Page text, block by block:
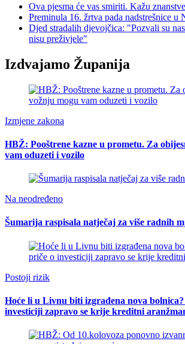
Ova pjesma će vas smiriti. Kažu
Preminula 16. žrtva pada nadstrešnice u
Djed stradalih djevojčica: "Pozvali su
nisu preživjele"
Izdvajamo Županija
Izmjene zakona
HBŽ: Pooštrene kazne u prometu. Za
vam oduzeti i vozilo
Na neodređeno
Šumarija raspisala natječaj za više radnih
Postoji rizik
Hoće li u Livnu biti izgrađena nova
investiciji zapravo se krije kreditni